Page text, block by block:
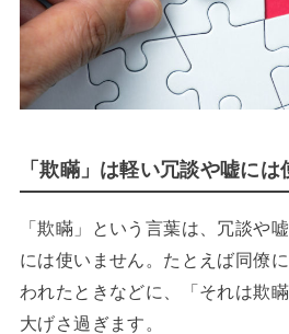
「欺瞞」は軽い冗談や嘘には
「欺瞞」という言葉は、冗談や
には使いません。たとえば同僚
われたときなどに、「それは欺
大げさ過ぎます。